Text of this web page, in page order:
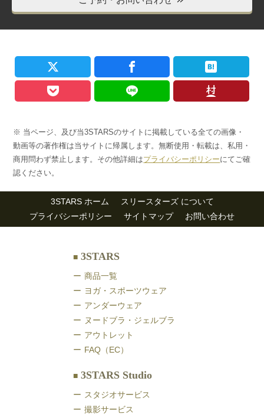
※ 当ページ、及び当3STARSのサイトに掲載している全ての画像・
動画等の著作権は当サイトに帰属します。無断使用・転載は、私用・
商用問わず禁止します。その他詳細はプライバシーポリシーにてご確
認ください。
3STARS ホーム
スリースターズ について
プライバシーポリシー
サイトマップ お問い合わせ
3STARS
商品一覧
ヨガ・スポーツウェア
アンダーウェア
ヌードブラ・ジェルブラ
アウトレット
FAQ（EC）
3STARS Studio
スタジオサービス
撮影サービス